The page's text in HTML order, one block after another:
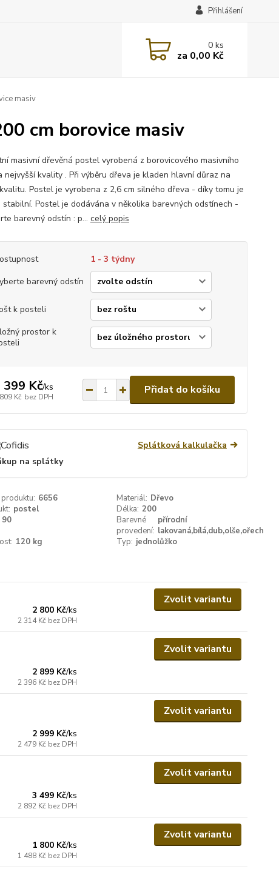
Přihlášení
0ks
za 0,00 Kč
masiv
cm borovice masiv
masivní dřevěná postel vyrobená z borovicového masivního
nejvyšší kvality . Při výběru dřeva je kladen hlavní důraz na
Postel je vyrobena z 2,6 cm silného dřeva - díky tomu je
stabilní. Postel je dodávána v několika barevných odstínech -
barevný odstín : p... celý popis
1 - 3 týdny
barevný odstín
k posteli
prostor k
399 Kč/ks
Kč bez DPH
Přidat do košíku
Splátková kalkulačka
na splátky
6656 Materiál: Dřevo
postel Délka: 200
90
Barevné
provedení:
přírodní
lakovaná,bílá,dub,olše,ořech
120 kg Typ: jednolůžko
2 800 Kč/ks
2 314 Kč bez DPH
Zvolit variantu
2 899 Kč/ks
2 396 Kč bez DPH
Zvolit variantu
2 999 Kč/ks
2 479 Kč bez DPH
Zvolit variantu
3 499 Kč/ks
2 892 Kč bez DPH
Zvolit variantu
1 800 Kč/ks
1 488 Kč bez DPH
Zvolit variantu